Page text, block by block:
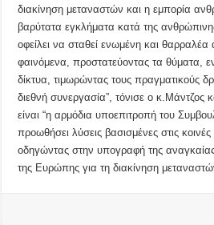
διακίνηση μεταναστών και η εμπορία
βαρύτατα εγκλήματα κατά της
οφείλει να σταθεί ενωμένη και θαρραλέα
φαινόμενα, προστατεύοντας τα θύματα,
δίκτυα, τιμωρώντας τους πραγματικούς
διεθνή συνεργασία”, τόνισε ο κ.Μάντζος
είναι “η αρμόδια υποεπιτροπή του
προωθήσει λύσεις βασισμένες στις
οδηγώντας στην υπογραφή της
της Ευρώπης για τη διακίνηση